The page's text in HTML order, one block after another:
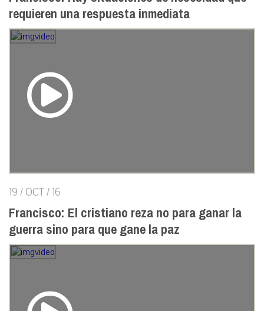
requieren una respuesta inmediata
19 / OCT / 16
Francisco: El cristiano reza no para ganar la
guerra sino para que gane la paz